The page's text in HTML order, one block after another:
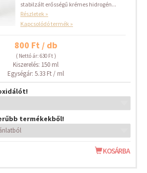
stabilzált erősségű krémes hidrogén...
Részletek »
Kapcsolódó termék »
800 Ft / db
( Nettó ár: 630 Ft )
Kiszerelés: 150 ml
Egységár: 5.33 Ft / ml
termékekből!
KOSÁRBA